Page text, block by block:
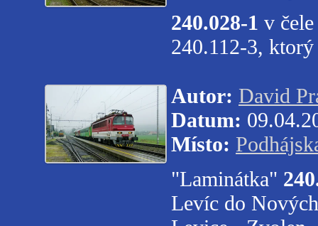
240.028-1 v
240.112-3,
Autor: David
Datum:
Místo:
"Laminátka"
Levíc do